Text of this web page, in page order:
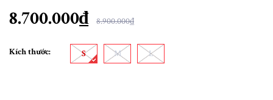
8.700.000₫ 8.900.000₫
Kích thước: S M L